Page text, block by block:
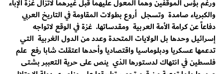
ورغم بؤس الموقفين وهما المعول عليهما قبل غيرهما لاتزال غزة الإباء
والكبرياء صامدة وتسجل أروع بطولات المقاومة في التاريخ العربي
دفاعاً عن كرامة الأمة العربية ومقدساتها. غزة في الوقع لاتواجه
إسرائيل وحدها بل الولايات المتحدة وعدد من الدول الغربية التي
تدعمها عسكريا ودبلوماسيا واقتصاديا وأحدها اعتقلت شابا رفع علم
فلسطين في انتهاك لدستورها الذي ينص على حرية التعببر بشتى